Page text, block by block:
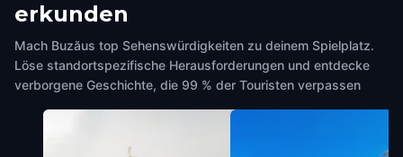
erkunden
Mach Buzăus top Sehenswürdigkeiten zu deinem Spielplatz.
Löse standortspezifische Herausforderungen und entdecke
verborgene Geschichte, die 99 % der Touristen verpassen